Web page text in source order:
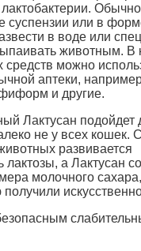
суспензии или в
в воде или
животным. В
средств можно
аптеки,
и другие.
Лактусан подойдет
не у всех кошек.
развивается
а Лактусан
молочного